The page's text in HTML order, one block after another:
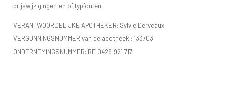
prijswijzigingen en of typfouten.
VERANTWOORDELIJKE APOTHEKER: Sylvie Derveaux
VERGUNNINGSNUMMER van de apotheek : 133703
ONDERNEMINGSNUMMER: BE 0429 921 717